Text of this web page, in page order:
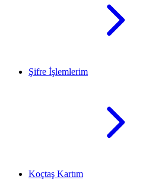
Şifre İşlemlerim
Koçtaş Kartım